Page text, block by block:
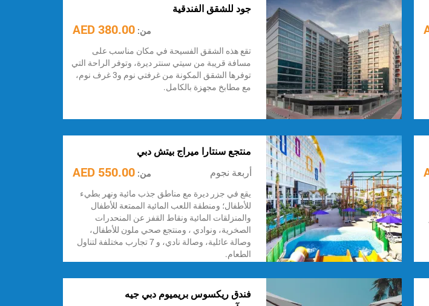
جود للشقق الفندقية
من: 380.00 AED
تقع هذه الشقق الفسيحة في مكان مناسب على
مسافة قريبة من سيتي سنتر ديرة، وتوفر الراحة التي
توفرها الشقق المكونة من غرفتي نوم و3 غرف نوم،
مع مطابخ مجهزة بالكامل.
منتجع سنتارا ميراج بيتش دبي
أربعة نجوم
من: 550.00 AED
يقع في جزر ديرة مع مناطق جذب مائية ونهر بطيء
للأطفال؛ ومنطقة اللعب المائية الممتعة للأطفال
والمنزلقات المائية ونقاط القفز عن المنحدرات
الصخرية، ونوادي ، ومنتجع صحي ملون للأطفال،
وصالة عائلية، وصالة نادي، و 7 تجارب مختلفة لتناول
الطعام.
فندق ريكسوس بريميوم دبي جيه